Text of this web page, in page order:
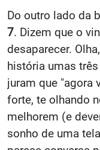
Do outro lado da
7. Dizem que o
desaparecer.
história umas
juram que "agora
forte, te olhando
melhorem (e
sonho de uma